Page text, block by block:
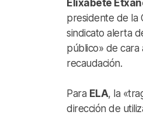
Elixabete
presidente de la
sindicato alerta
público» de cara
recaudación.
Para ELA, la
dirección de